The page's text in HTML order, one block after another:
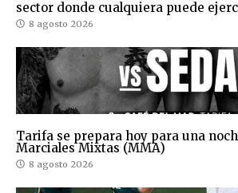
sector donde cualquiera puede
8 agosto 2026
Tarifa se prepara hoy para una
Marciales Mixtas (MMA)
8 agosto 2026